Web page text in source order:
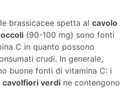
brassicacee spetta al cavolo
(90-100 mg) sono fonti
C in quanto possono
crudi. In generale,
buone fonti di vitamina C: i
cavolfiori verdi ne contengono